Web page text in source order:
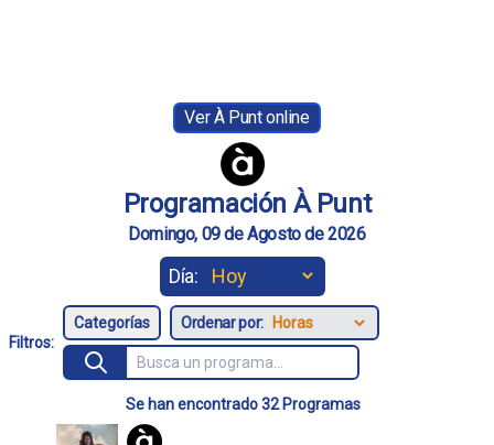
Ver À Punt online
Programación À Punt
Domingo, 09 de Agosto de 2026
Día:
Filtros:
Ordenar por:
Se han encontrado 32 Programas